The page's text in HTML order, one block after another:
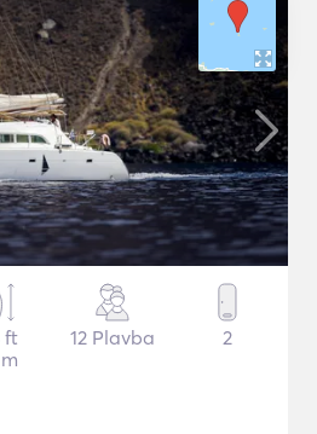
ft
12 Plavba 2